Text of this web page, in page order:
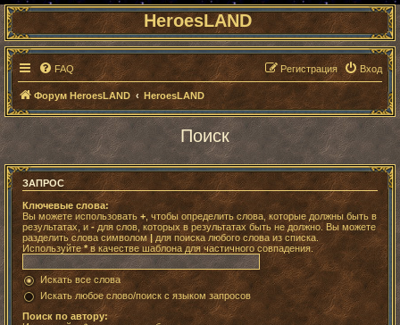
HeroesLAND
FAQ Вход
Регистрация
Форум HeroesLAND HeroesLAND
Поиск
ЗАПРОС
Ключевые слова:
Вы можете использовать + , чтобы определить слова, которые должны быть в
результатах, и - для слов, которых в результатах быть не должно. Вы можете
разделить слова символом| для поиска любого слова из списка.
Используйте*в качестве шаблона для частичного совпадения.
Искать все слова
Искать любое слово/поиск с языком запросов
Поиск по автору: